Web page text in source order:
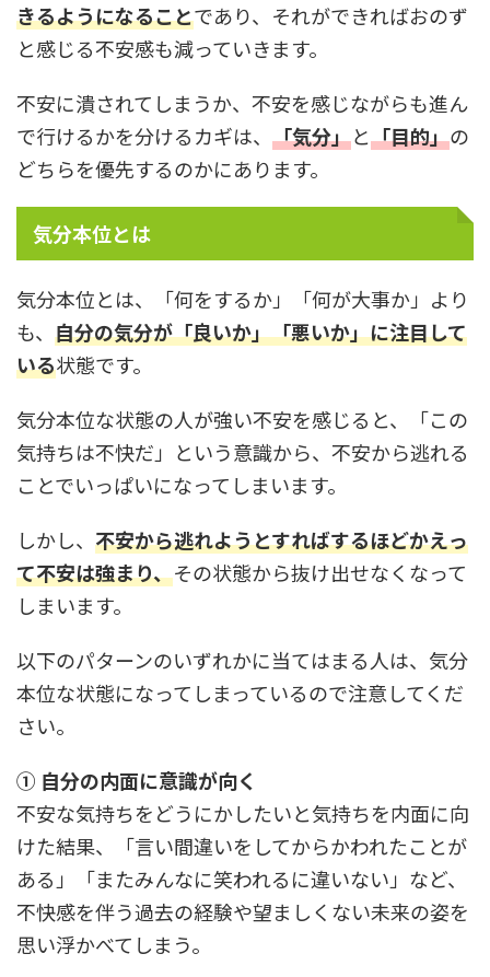
きるようになることであり、それができればおのず
と感じる不安感も減っていきます。
不安に潰されてしまうか、不安を感じながらも進ん
で行けるかを分けるカギは、 「気分」と「目的」の
どちらを優先するのかにあります。
気分本位とは
気分本位とは、「何をするか」「何が大事か」より
も、 自分の気分が「良いか」「悪いか」に注目して
いる状態です。
気分本位な状態の人が強い不安を感じると、「この
気持ちは不快だ」という意識から、不安から逃れる
ことでいっぱいになってしまいます。
しかし、 不安から逃れようとすればするほどかえっ
て不安は強まり、その状態から抜け出せなくなって
しまいます。
以下のパターンのいずれかに当てはまる人は、気分
本位な状態になってしまっているので注意してくだ
さい。
① 自分の内面に意識が向く
不安な気持ちをどうにかしたいと気持ちを内面に向
けた結果、「言い間違いをしてからかわれたことが
ある」「またみんなに笑われるに違いない」など、
不快感を伴う過去の経験や望ましくない未来の姿を
思い浮かべてしまう。